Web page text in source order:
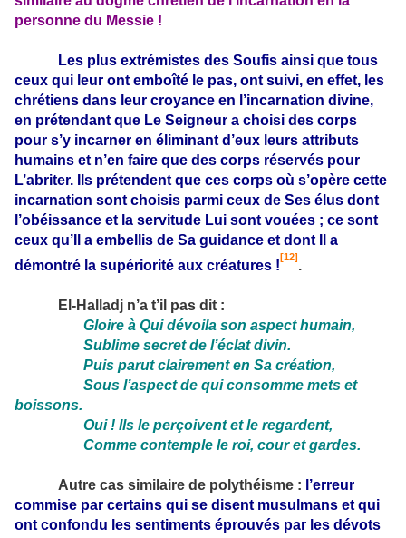
personne du Messie !
Les plus extrémistes des Soufis ainsi que tous
ceux qui leur ont emboîté le pas, ont suivi, en effet, les
chrétiens dans leur croyance en l’incarnation divine,
en prétendant que Le Seigneur a choisi des corps
pour s’y incarner en éliminant d’eux leurs attributs
humains et n’en faire que des corps réservés pour
L’abriter. Ils prétendent que ces corps où s’opère cette
incarnation sont choisis parmi ceux de Ses élus dont
l’obéissance et la servitude Lui sont vouées ; ce sont
ceux qu’Il a embellis de Sa guidance et dont Il a
démontré la supériorité aux créatures !
[12]
.
El-Halladj n’a t’il pas dit :
Gloire à Qui dévoila son aspect humain,
Sublime secret de l’éclat divin.
Puis parut clairement en Sa création,
Sous l’aspect de qui consomme mets et
boissons.
Oui ! Ils le perçoivent et le regardent,
Comme contemple le roi, cour et gardes.
Autre cas similaire de polythéisme : l’erreur
commise par certains qui se disent musulmans et qui
ont confondu les sentiments éprouvés par les dévots